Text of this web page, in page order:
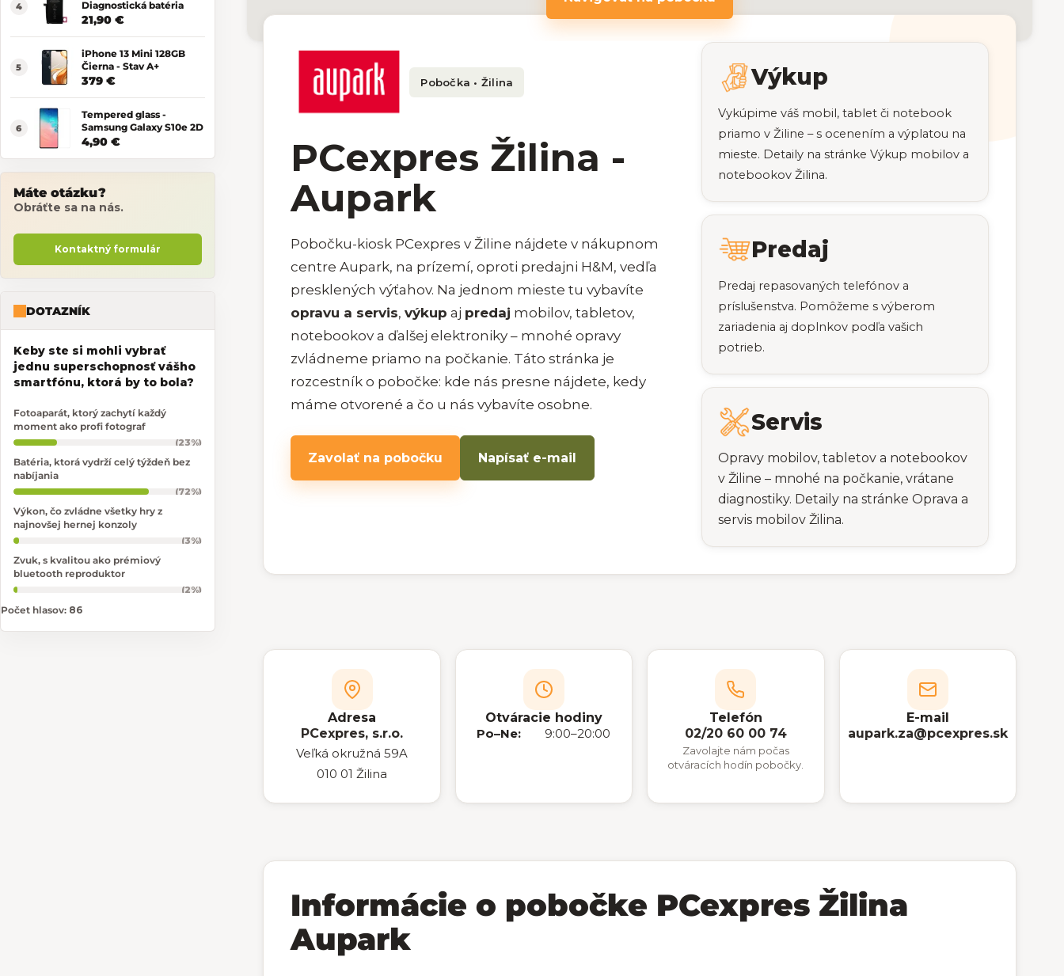
Diagnostická batéria
21,90 €
iPhone 13 Mini 128GB
Čierna - Stav A+
379 €
Tempered glass -
Samsung Galaxy S10e 2D
4,90 €
Máte otázku?
Obráťte sa na nás.
Kontaktný formulár
DOTAZNÍK
Keby ste si mohli vybrať
jednu superschopnosť vášho
smartfónu, ktorá by to bola?
Fotoaparát, ktorý zachytí každý
moment ako profi fotograf
(23%)
Batéria, ktorá vydrží celý týždeň bez
nabíjania
(72%)
Výkon, čo zvládne všetky hry z
najnovšej hernej konzoly
(3%)
Zvuk, s kvalitou ako prémiový
bluetooth reproduktor
(2%)
Počet hlasov: 86
Pobočka • Žilina
PCexpres Žilina -
Aupark
Pobočku-kiosk PCexpres v Žiline nájdete v nákupnom
centre Aupark, na prízemí, oproti predajni H&M, vedľa
presklených výťahov. Na jednom mieste tu vybavíte
opravu a servis,výkup aj predaj mobilov, tabletov,
notebookov a ďalšej elektroniky – mnohé opravy
zvládneme priamo na počkanie. Táto stránka je
rozcestník o pobočke: kde nás presne nájdete, kedy
máme otvorené a čo u nás vybavíte osobne.
Zavolať na pobočku Napísať e-mail
Výkup
Vykúpime váš mobil, tablet či notebook
priamo v Žiline – s ocenením a výplatou na
mieste. Detaily na stránke Výkup mobilov a
notebookov Žilina.
Predaj
Predaj repasovaných telefónov a
príslušenstva. Pomôžeme s výberom
zariadenia aj doplnkov podľa vašich
potrieb.
Servis
Opravy mobilov, tabletov a notebookov
v Žiline – mnohé na počkanie, vrátane
diagnostiky. Detaily na stránke Oprava a
servis mobilov Žilina.
Adresa
PCexpres, s.r.o.
Veľká okružná 59A
010 01 Žilina
Otváracie hodiny
Po–Ne:
9:00–20:00
Telefón
02/20 60 00 74
Zavolajte nám počas
otváracích hodín pobočky.
E-mail
aupark.za@pcexpres.sk
Informácie o pobočke PCexpres Žilina
Aupark